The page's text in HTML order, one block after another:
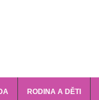
RODINA A DĚTI